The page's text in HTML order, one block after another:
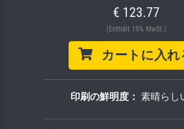
€ 123.77
(Enthält 19% MwSt.)
カートに入れ
印刷の鮮明度： 素晴らし